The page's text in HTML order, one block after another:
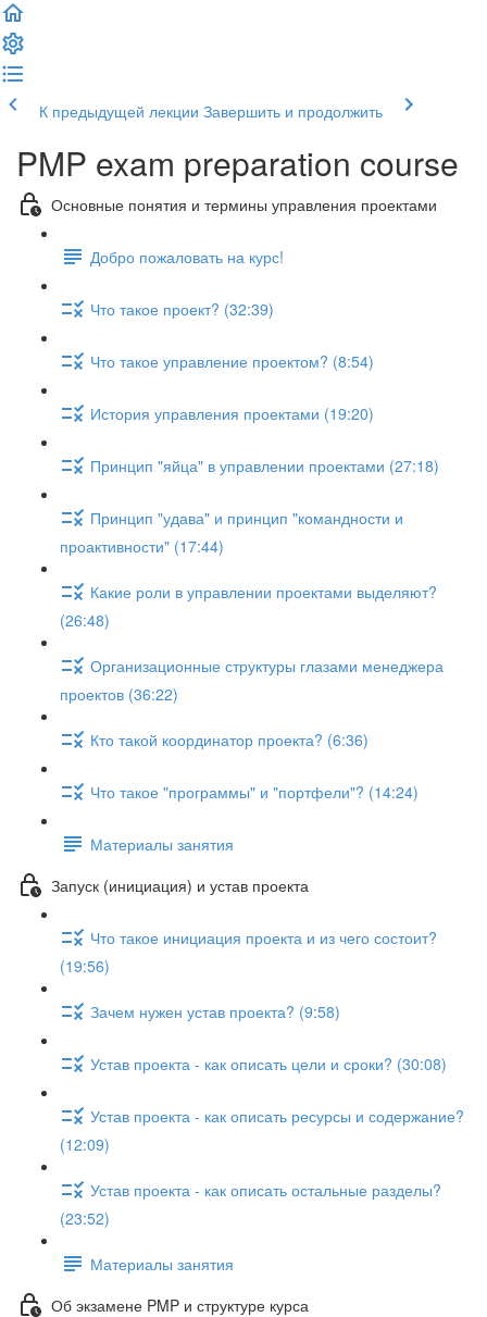
К предыдущей лекции Завершить и продолжить
PMP exam preparation course
Основные понятия и термины управления проектами
Добро пожаловать на курс!
Что такое проект? (32:39)
Что такое управление проектом? (8:54)
История управления проектами (19:20)
Принцип "яйца" в управлении проектами (27:18)
Принцип "удава" и принцип "командности и
проактивности" (17:44)
Какие роли в управлении проектами выделяют?
(26:48)
Организационные структуры глазами менеджера
проектов (36:22)
Кто такой координатор проекта? (6:36)
Что такое "программы" и "портфели"? (14:24)
Материалы занятия
Запуск (инициация) и устав проекта
Что такое инициация проекта и из чего состоит?
(19:56)
Зачем нужен устав проекта? (9:58)
Устав проекта - как описать цели и сроки? (30:08)
Устав проекта - как описать ресурсы и содержание?
(12:09)
Устав проекта - как описать остальные разделы?
(23:52)
Материалы занятия
Об экзамене PMP и структуре курса